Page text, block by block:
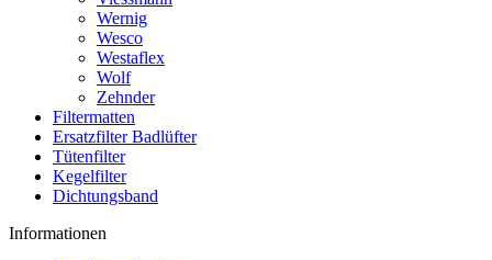
Wernig
Wesco
Westaflex
Wolf
Zehnder
Filtermatten
Ersatzfilter Badlüfter
Tütenfilter
Kegelfilter
Dichtungsband
Informationen